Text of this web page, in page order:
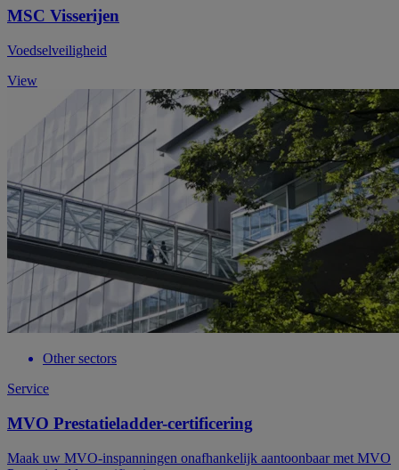
MSC Visserijen
Voedselveiligheid
View
Other sectors
Service
MVO Prestatieladder-certificering
Maak uw MVO-inspanningen onafhankelijk aantoonbaar met MVO